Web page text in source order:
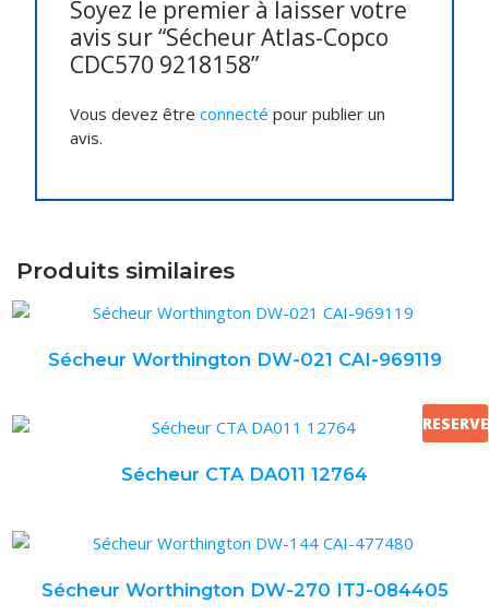
Soyez le premier à laisser votre
avis sur “Sécheur Atlas-Copco
CDC570 9218158”
Vous devez être connecté pour publier un
avis.
Produits similaires
Sécheur Worthington DW-021 CAI-969119
RESERVE
Sécheur CTA DA011 12764
Sécheur Worthington DW-270 ITJ-084405